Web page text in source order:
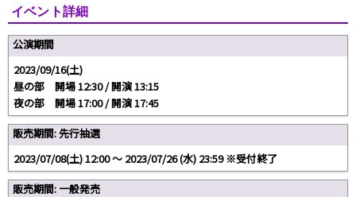
イベント詳細
公演期間
2023/09/16(土)
昼の部 開場 12:30 / 開演 13:15
夜の部 開場 17:00 / 開演 17:45
販売期間: 先行抽選
2023/07/08(土) 12:00 〜 2023/07/26 (水) 23:59 ※受付終了
販売期間: 一般発売